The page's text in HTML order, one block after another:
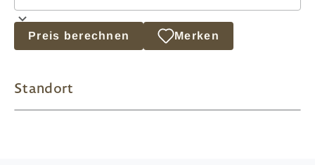
Preis berechnen Merken
Standort